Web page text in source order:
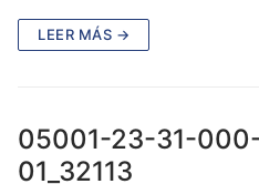
LEER MÁS →
05001-23-31-
01_32113